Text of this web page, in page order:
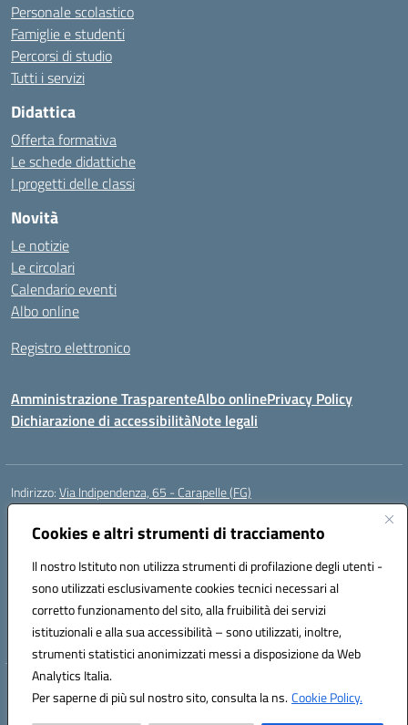
Cookies e altri strumenti di tracciamento
Il nostro Istituto non utilizza strumenti di profilazione degli utenti -
sono utilizzati esclusivamente cookies tecnici necessari al
corretto funzionamento del sito, alla fruibilità dei servizi
istituzionali e alla sua accessibilità – sono utilizzati, inoltre,
strumenti statistici anonimizzati messi a disposizione da Web
Analytics Italia.
Per saperne di più sul nostro sito, consulta la ns.Cookie Policy.
Personale scolastico
Famiglie e studenti
Percorsi di studio
Tutti i servizi
Didattica
Offerta formativa
Le schede didattiche
I progetti delle classi
Novità
Le notizie
Le circolari
Calendario eventi
Albo online
Registro elettronico
Amministrazione TrasparenteAlbo onlinePrivacy Policy
Dichiarazione di accessibilitàNote legali
Indirizzo:Via Indipendenza, 65 - Carapelle (FG)
Centralino:
Posta elettronica certificata (PEC):fgic822001@pec.istruzione.it
Codice fiscale: 90015720718
Codice meccanografico:FGIC822001
Codice Indice delle Pubbliche Amministrazioni (IPA): istsc_fgic822001
Codice unico di fatturazione (CUF): UFSLF2
Hosting & Powered by 3D Solution S.r.l.
Concept & Design by Designers Italia